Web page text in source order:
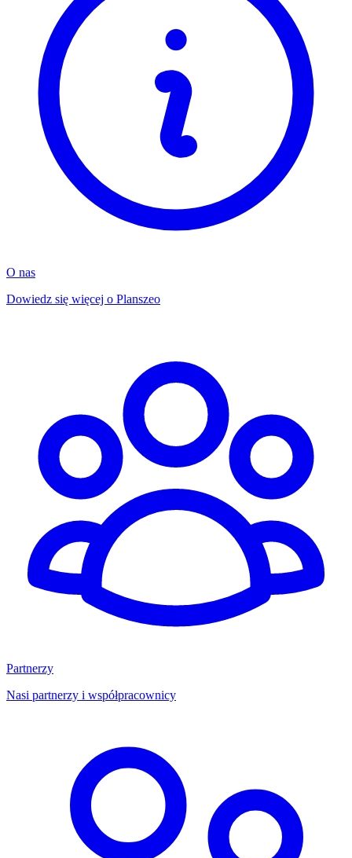
O nas
Dowiedz się więcej o Planszeo
Partnerzy
Nasi partnerzy i współpracownicy